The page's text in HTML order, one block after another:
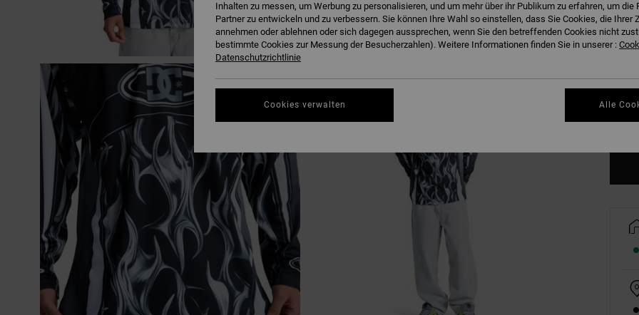
XS
Inhalten zu messen, um Werbung zu personalisieren, und um mehr über ihr Publikum zu erfahren, um die
Partner zu entwickeln und zu verbessern. Sie können Ihre Wahl so einstellen, dass Sie Cookies, die Ihrer
annehmen oder ablehnen oder sich dagegen aussprechen, wenn Sie den betreffenden Cookies nicht
bestimmte Cookies zur Messung der Besucherzahlen). Weitere Informationen finden Sie in unserer :
Datenschutzrichtlinie
Cookies verwalten Alle